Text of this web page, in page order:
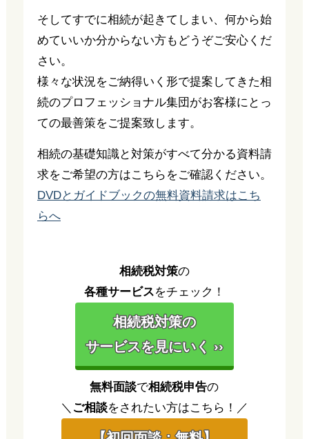
そしてすでに相続が起きてしまい、何から始
めていいか分からない方もどうぞご安心くだ
さい。
様々な状況をご納得いく形で提案してきた相
続のプロフェッショナル集団がお客様にとっ
ての最善策をご提案致します。
相続の基礎知識と対策がすべて分かる資料請
求をご希望の方はこちらをご確認ください。
DVDとガイドブックの無料資料請求はこち
らへ
相続税対策の
各種サービスをチェック！
相続税対策の
サービスを見にいく ››
無料面談で相続税申告の
＼ ご相談をされたい方はこちら！／